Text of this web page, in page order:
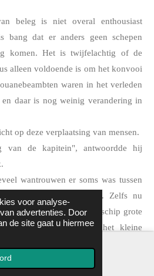
voor analyse-
advertenties. Door
de site gaat u hiermee
beleg is niet overal enthousiast
bang dat er anders geen schepen
komen. Het is twijfelachtig of de
alleen voldoende is om het konvooi
waren in het verleden
daar is nog weinig verandering in
op deze verplaatsing van mensen.
van de kapitein", antwoordde hij
wantrouwen er soms was tussen
en ook bleef bestaan. Zelfs nu
Al waren er per schip grote
De gezagvoerder van het kleine
schepen er een eigen mening